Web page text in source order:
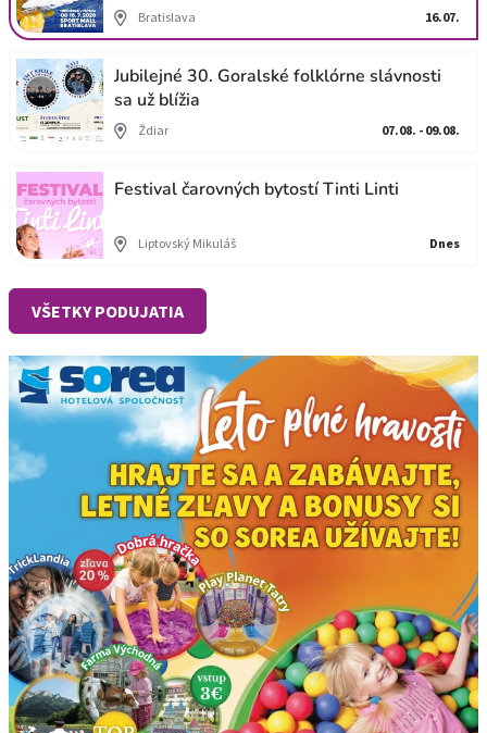
Bratislava 16.07.
Jubilejné 30. Goralské folklórne slávnosti
sa už blížia
Ždiar 07.08. - 09.08.
Festival čarovných bytostí Tinti Linti
Liptovský Mikuláš Dnes
VŠETKY PODUJATIA